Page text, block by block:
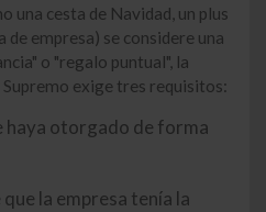
una cesta de Navidad, un plus
empresa) se considere una
o "regalo puntual", la
exige tres requisitos:
haya otorgado de forma
la empresa tenía la